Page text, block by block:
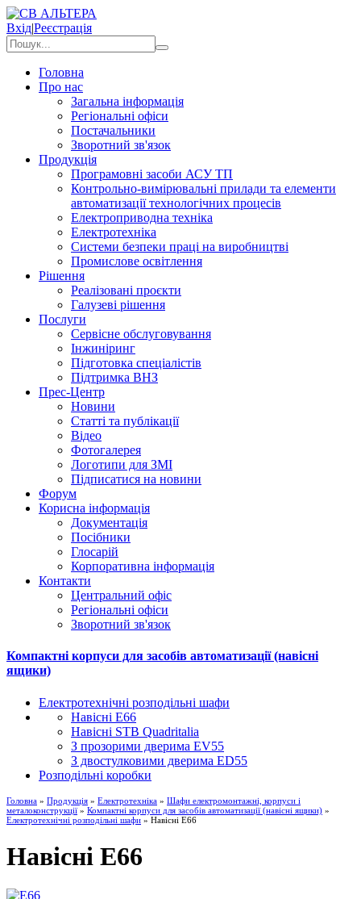
Вхід|Реєстрація
Головна
Про нас
Загальна інформація
Регіональні офіси
Постачальники
Зворотний зв'язок
Продукція
Програмовні засоби АСУ ТП
Контрольно-вимірювальні прилади та елементи
автоматизації технологічних процесів
Електроприводна техніка
Електротехніка
Системи безпеки праці на виробництві
Промислове освітлення
Рішення
Реалізовані проєкти
Галузеві рішення
Послуги
Сервісне обслуговування
Інжиніринг
Підготовка спеціалістів
Підтримка ВНЗ
Прес-Центр
Новини
Статті та публікації
Відео
Фотогалерея
Логотипи для ЗМІ
Підписатися на новини
Форум
Корисна інформація
Документація
Посібники
Глосарій
Корпоративна інформація
Контакти
Центральний офіс
Регіональні офіси
Зворотний зв'язок
Компактні корпуси для засобів автоматизації (навісні
ящики)
Електротехнічні розподільні шафи
Навісні E66
Навісні STB Quadritalia
З прозорими дверима EV55
З двостулковими дверима ED55
Розподільні коробки
Головна » Продукція » Електротехніка » Шафи електромонтажні, корпуси і
металоконструкції » Компактні корпуси для засобів автоматизації (навісні ящики) »
Електротехнічні розподільні шафи » Навісні E66
Навісні E66